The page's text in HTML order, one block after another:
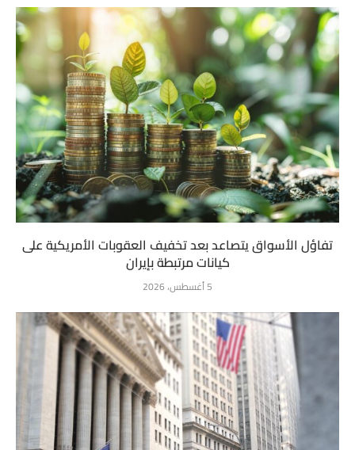
تفاؤل الأسواق يتصاعد بعد تخفيف العقوبات الأمريكية على
كيانات مرتبطة بإيران
5 أغسطس، 2026